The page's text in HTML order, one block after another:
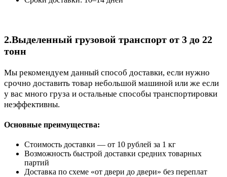
2.Выделенный грузовой транспорт от 3 до 22
тонн
Мы рекомендуем данный способ доставки, если нужно
срочно доставить товар небольшой машиной или же если
у вас много груза и остальные способы транспортировки
неэффективны.
Основные преимущества:
Стоимость доставки — от 10 рублей за 1 кг
Возможность быстрой доставки средних товарных
партий
Доставка по схеме «от двери до двери» без переплат